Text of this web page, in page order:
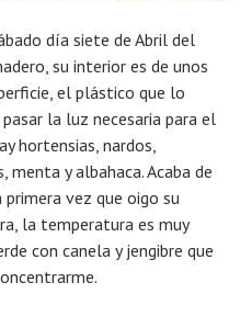
día siete de Abril del
su interior es de unos
el plástico que lo
la luz necesaria para el
hortensias, nardos,
y albahaca. Acaba de
vez que oigo su
la temperatura es muy
con canela y jengibre que